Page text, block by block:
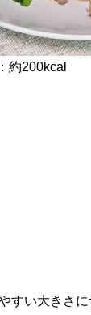
200kcal
すい大きさ